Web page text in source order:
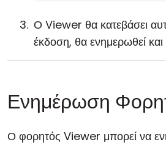
Ο Viewer θα κατεβάσει
έκδοση, θα ενημερωθεί και
Ενημέρωση
Ο φορητός Viewer μπορεί να